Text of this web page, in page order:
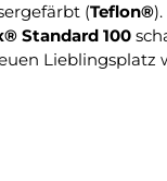
(Teflon®
Standard 100
Lieblingsplatz